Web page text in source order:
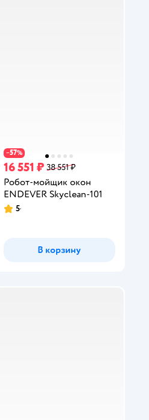
−57%
16 551 ₽ 38 551 ₽
Робот-мойщик окон
ENDEVER Skyclean-101
Рейтинг:
5
В корзину